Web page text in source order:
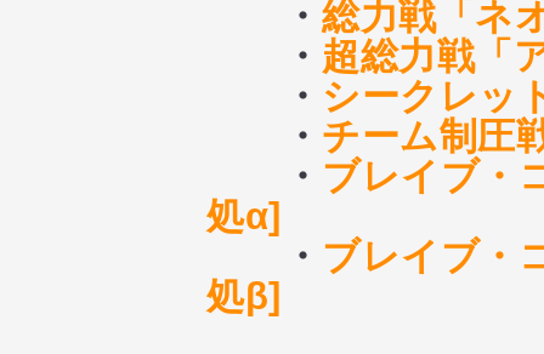
・ 総力戦「ネ
・ 超総力戦「
・ シークレッ
・ チーム制圧
・ ブレイブ・
処α]
・ ブレイブ・
処β]